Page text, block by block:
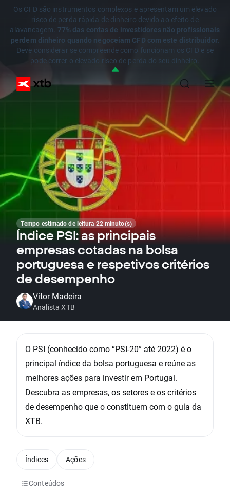
Os CFD são instrumentos complexos e apresentam um elevado
risco de perda rápida de dinheiro devido ao efeito de
alavancagem. 77% das contas de investidores não profissionais
perdem dinheiro quando negoceiam CFD com este distribuidor.
Deve considerar se compreende como funcionam os CFD e se
pode correr o elevado risco de perda do seu dinheiro.
Tempo estimado de leitura 22 minuto(s)
Índice PSI: as principais
empresas cotadas na bolsa
portuguesa e respetivos critérios
de desempenho
Vítor Madeira
Analista XTB
O PSI (conhecido como “PSI-20” até 2022) é o
principal índice da bolsa portuguesa e reúne as
melhores ações para investir em Portugal.
Descubra as empresas, os setores e os critérios
de desempenho que o constituem com o guia da
XTB.
Conteúdos
Índices Ações